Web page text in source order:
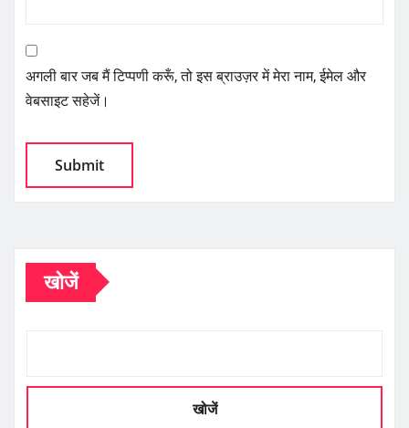
अगली बार जब मैं टिप्पणी करूँ, तो इस ब्राउज़र में मेरा नाम, ईमेल और
वेबसाइट सहेजें।
खोजें
खोजें